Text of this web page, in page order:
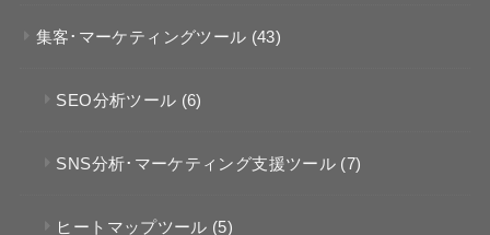
集客･マーケティングツール (43)
SEO分析ツール (6)
SNS分析･マーケティング支援ツール (7)
ヒートマップツール (5)